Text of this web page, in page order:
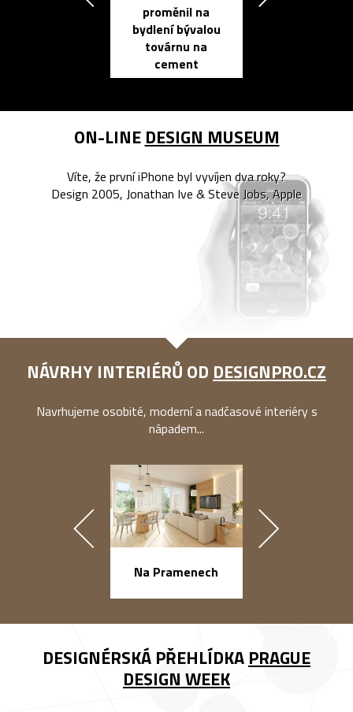
proměnil na
bydlení bývalou
továrnu na
cement
ON-LINE DESIGN MUSEUM
Víte, že první iPhone byl vyvíjen dva roky?
Design 2005, Jonathan Ive & Steve Jobs, Apple
NÁVRHY INTERIÉRŮ OD DESIGNPRO.CZ
Navrhujeme osobité, moderní a nadčasové interiéry s
nápadem...
Na Pramenech
DESIGNÉRSKÁ PŘEHLÍDKA PRAGUE
DESIGN WEEK